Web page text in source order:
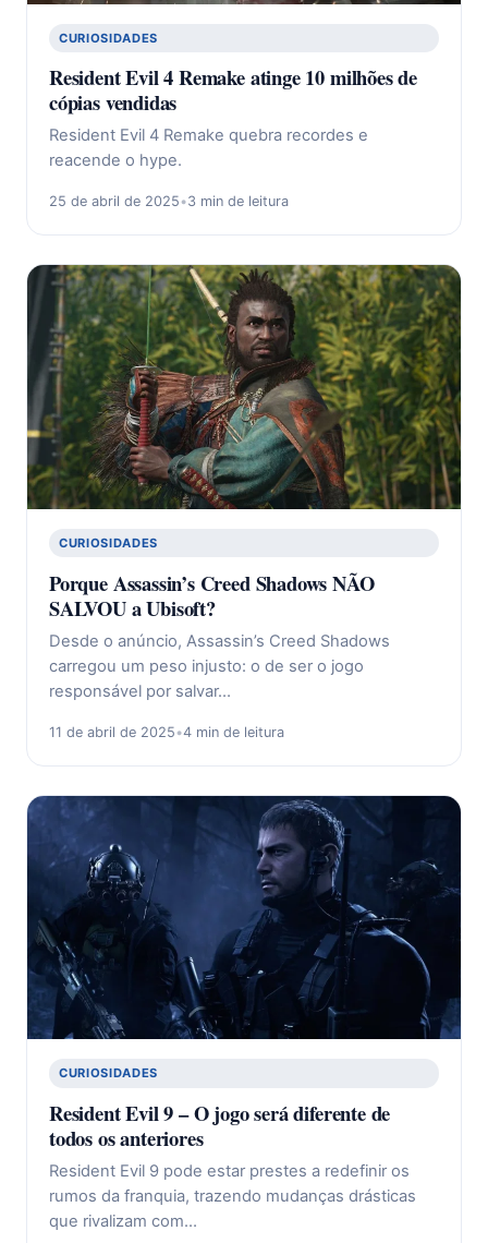
CURIOSIDADES
Resident Evil 4 Remake atinge 10 milhões de
cópias vendidas
Resident Evil 4 Remake quebra recordes e
reacende o hype.
25 de abril de 2025•3 min de leitura
CURIOSIDADES
Porque Assassin’s Creed Shadows NÃO
SALVOU a Ubisoft?
Desde o anúncio, Assassin’s Creed Shadows
carregou um peso injusto: o de ser o jogo
responsável por salvar…
11 de abril de 2025•4 min de leitura
CURIOSIDADES
Resident Evil 9 – O jogo será diferente de
todos os anteriores
Resident Evil 9 pode estar prestes a redefinir os
rumos da franquia, trazendo mudanças drásticas
que rivalizam com…